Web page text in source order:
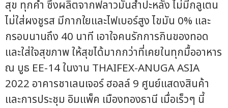
สุข ทุกคำ ซึ่งผลิตจากฟลาวมันสำปะหลัง ไม่มีกลูเตน
ไม่ใส่ผงชูรส มีกากใยและไฟเบอร์สูง ไขมัน 0% และ
กรอบนานถึง 40 นาที เอาใจคนรักการกินของทอด
และใส่ใจสุขภาพ ให้สุขได้มากกว่าที่เคยในทุกมื้ออาหาร
ณ บูธ EE-14 ในงาน THAIFEX-ANUGA ASIA
2022 อาคารชาเลนเจอร์ ฮอลล์ 9 ศูนย์แสดงสินค้า
และการประชุม อิมแพ็ค เมืองทองธานี เมื่อเร็วๆ นี้